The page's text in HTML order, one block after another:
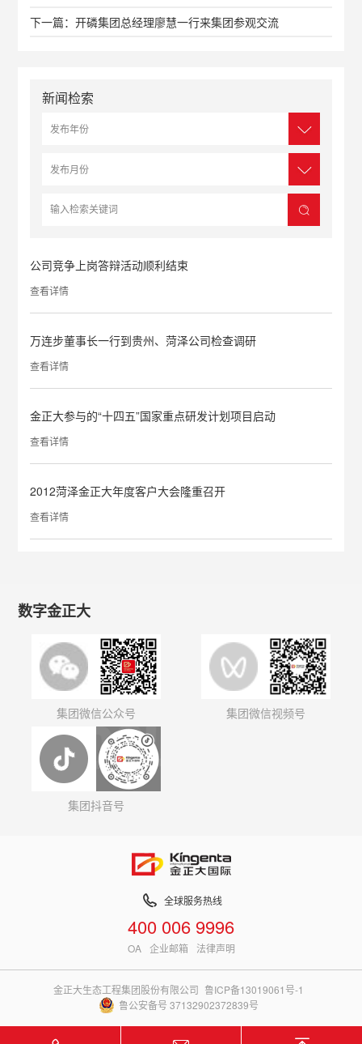
下一篇：开磷集团总经理廖慧一行来集团参观交流
新闻检索
公司竞争上岗答辩活动顺利结束
查看详情
万连步董事长一行到贵州、菏泽公司检查调研
查看详情
金正大参与的“十四五”国家重点研发计划项目启动
查看详情
2012菏泽金正大年度客户大会隆重召开
查看详情
数字金正大
集团微信公众号 集团微信视频号
集团抖音号
全球服务热线
400 006 9996
OA 企业邮箱 法律声明
金正大生态工程集团股份有限公司 鲁ICP备13019061号-1
鲁公安备号 37132902372839号